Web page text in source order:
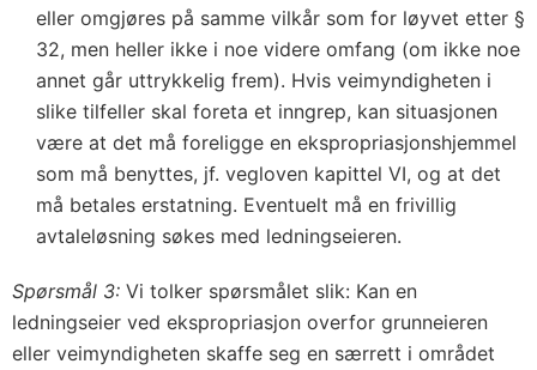
eller omgjøres på samme vilkår som for løyvet etter §
32, men heller ikke i noe videre omfang (om ikke noe
annet går uttrykkelig frem). Hvis veimyndigheten i
slike tilfeller skal foreta et inngrep, kan situasjonen
være at det må foreligge en ekspropriasjonshjemmel
som må benyttes, jf. vegloven kapittel VI, og at det
må betales erstatning. Eventuelt må en frivillig
avtaleløsning søkes med ledningseieren.
Spørsmål 3: Vi tolker spørsmålet slik: Kan en
ledningseier ved ekspropriasjon overfor grunneieren
eller veimyndigheten skaffe seg en særrett i området